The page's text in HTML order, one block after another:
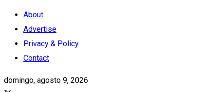
About
Advertise
Privacy & Policy
Contact
domingo, agosto 9, 2026